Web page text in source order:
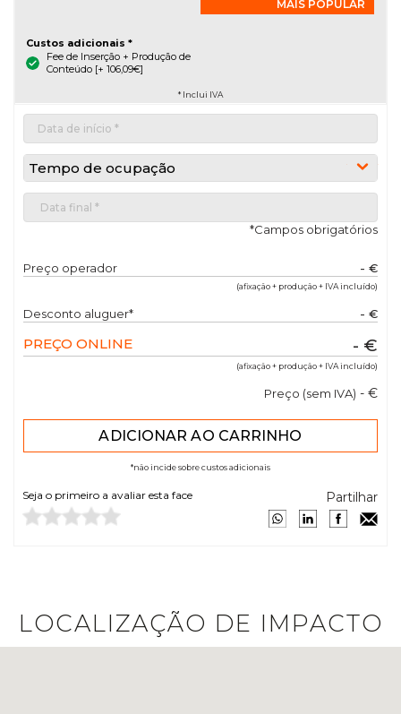
MAIS POPULAR
Custos adicionais *
Fee de Inserção + Produção de
Conteúdo [+ 106,09€]
* Inclui IVA
Tempo de ocupação
*Campos obrigatórios
Preço operador - €
(afixação + produção + IVA incluído)
Desconto aluguer* - €
PREÇO ONLINE - €
(afixação + produção + IVA incluído)
Preço (sem IVA) - €
*não incide sobre custos adicionais
Seja o primeiro a avaliar esta face Partilhar
LOCALIZAÇÃO DE IMPACTO